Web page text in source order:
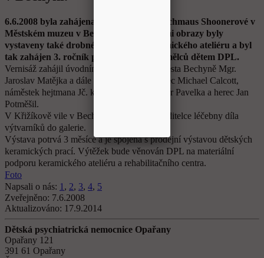
6.6.2008 byla zahájena Výstava Heleny Schmaus Shoonerové v
Městském muzeu v Bechyni. Spolu s jejími obrazy byly
vystaveny také drobné práce dětí z keramického ateliéru a byl
tak zahájen 3. ročník projektu Galerie umělců dětem DPL.
Vernisáž zahájil úvodním slovem starosta města Bechyně Mgr.
Jaroslav Matějka a dále kanadský velvyslanec Michael Calcott,
náměstek hejtmana Jč. kraje MUDr. Vladimír Pavelka a herec Jan
Potměšil.
V Křižíkově vile v Bechyni byla předána ředitelce léčebny díla
výtvarníků do galerie.
Výstava potrvá 3 měsíce a je spojena s prodejní výstavou dětských
keramických prací. Výtěžek bude věnován DPL na materiální
podporu keramického ateliéru a rehabilitačního centra.
Foto
Napsali o nás: 1 , 2, 3, 4, 5
Zveřejněno: 7.6.2008
Aktualizováno: 17.9.2014
Dětská psychiatrická nemocnice Opařany
Opařany 121
391 61 Opařany